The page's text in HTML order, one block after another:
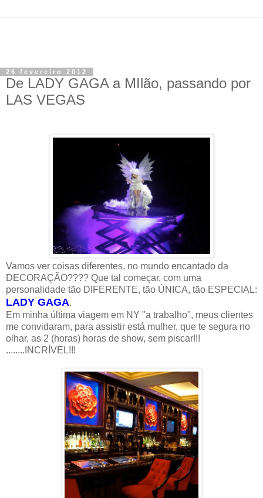
26 fevereiro 2012
De LADY GAGA a MIlão, passando por
LAS VEGAS
Vamos ver coisas diferentes, no mundo encantado da
DECORAÇÃO???? Que tal começar, com uma
personalidade tão DIFERENTE, tão ÚNICA, tão ESPECIAL:
LADY GAGA.
Em minha última viagem em NY "a trabalho", meus clientes
me convidaram, para assistir está mulher, que te segura no
olhar, as 2 (horas) horas de show, sem piscar!!!
........INCRÍVEL!!!